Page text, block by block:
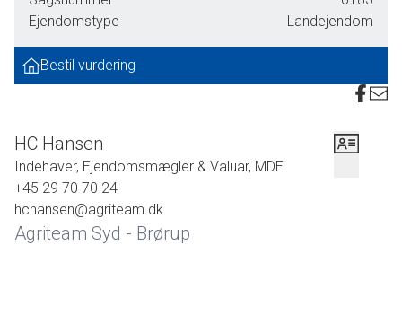
stuehuset har stået uden opvarmning i en længere periode.
garanti af nogen art.
Ejendomstype
Landejendom
Bestil vurdering
HC Hansen
Indehaver, Ejendomsmægler & Valuar, MDE
+45 29 70 70 24
hchansen@agriteam.dk
Agriteam Syd - Brørup